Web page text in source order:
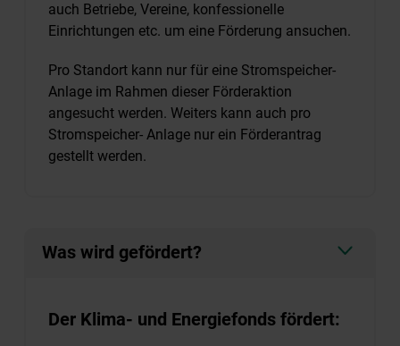
auch Betriebe, Vereine, konfessionelle
Einrichtungen etc. um eine Förderung ansuchen.
Pro Standort kann nur für eine Stromspeicher-
Anlage im Rahmen dieser Förderaktion
angesucht werden. Weiters kann auch pro
Stromspeicher- Anlage nur ein Förderantrag
gestellt werden.
Was wird gefördert?
Der Klima- und Energiefonds fördert: